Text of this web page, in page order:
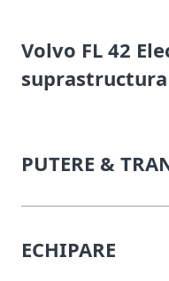
Volvo FL 42
PUTERE &
ECHIPARE